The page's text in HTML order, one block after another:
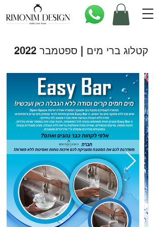
קטלוג ברי מים | ספטמבר 2022